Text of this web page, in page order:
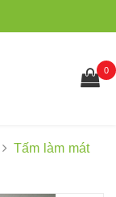
0
Tấm làm mát